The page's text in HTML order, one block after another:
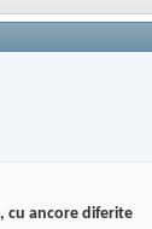
cu ancore diferite